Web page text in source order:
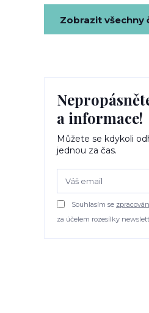
Zobrazit všechny
a informace!
Můžete se kdykoli
jednou za čas.
Souhlasím se
za účelem rozesílky